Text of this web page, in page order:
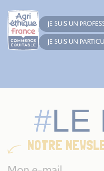
JE SUIS UN
JE SUIS UN
LE
NOTRE